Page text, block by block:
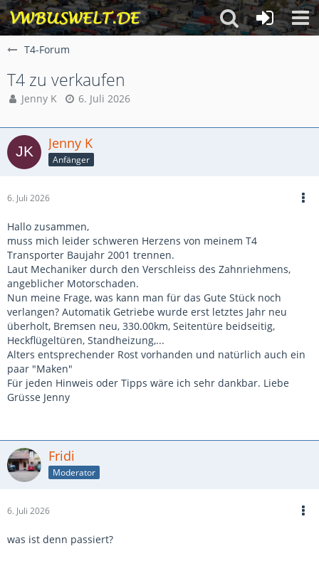
T4-Forum
T4 zu verkaufen
Jenny K 6. Juli 2026
Jenny K
Anfänger
6. Juli 2026
Hallo zusammen,
muss mich leider schweren Herzens von meinem T4
Transporter Baujahr 2001 trennen.
Laut Mechaniker durch den Verschleiss des Zahnriehmens,
angeblicher Motorschaden.
Nun meine Frage, was kann man für das Gute Stück noch
verlangen? Automatik Getriebe wurde erst letztes Jahr neu
überholt, Bremsen neu, 330.00km, Seitentüre beidseitig,
Heckflügeltüren, Standheizung,...
Alters entsprechender Rost vorhanden und natürlich auch ein
paar "Maken"
Für jeden Hinweis oder Tipps wäre ich sehr dankbar. Liebe
Grüsse Jenny
Fridi
Moderator
6. Juli 2026
was ist denn passiert?